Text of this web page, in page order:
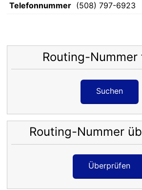
Telefonnummer (508) 797-6923
Routing-Nummer
Suchen
Routing-Nummer
Überprüfen